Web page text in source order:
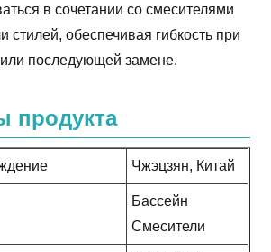
в сочетании со смесителями
стилей, обеспечивая гибкость при
последующей замене.
продукта
Чжэцзян, Китай
Бассейн
Смесители